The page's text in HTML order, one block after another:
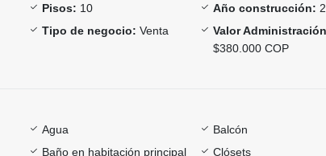
Pisos: 10 Año construcción:
Tipo de negocio: Venta
Valor
$380.000 COP
Agua
Balcón
Baño en habitación principal
Clósets